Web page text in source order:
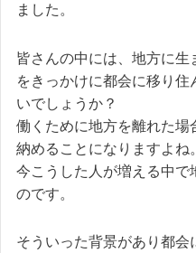
ました。
皆さんの中には、地方に
をきっかけに都会に移り
いでしょうか？
働くために地方を離れた場
納めることになりますよね。
今こうした人が増える中で
のです。
そういった背景があり都会